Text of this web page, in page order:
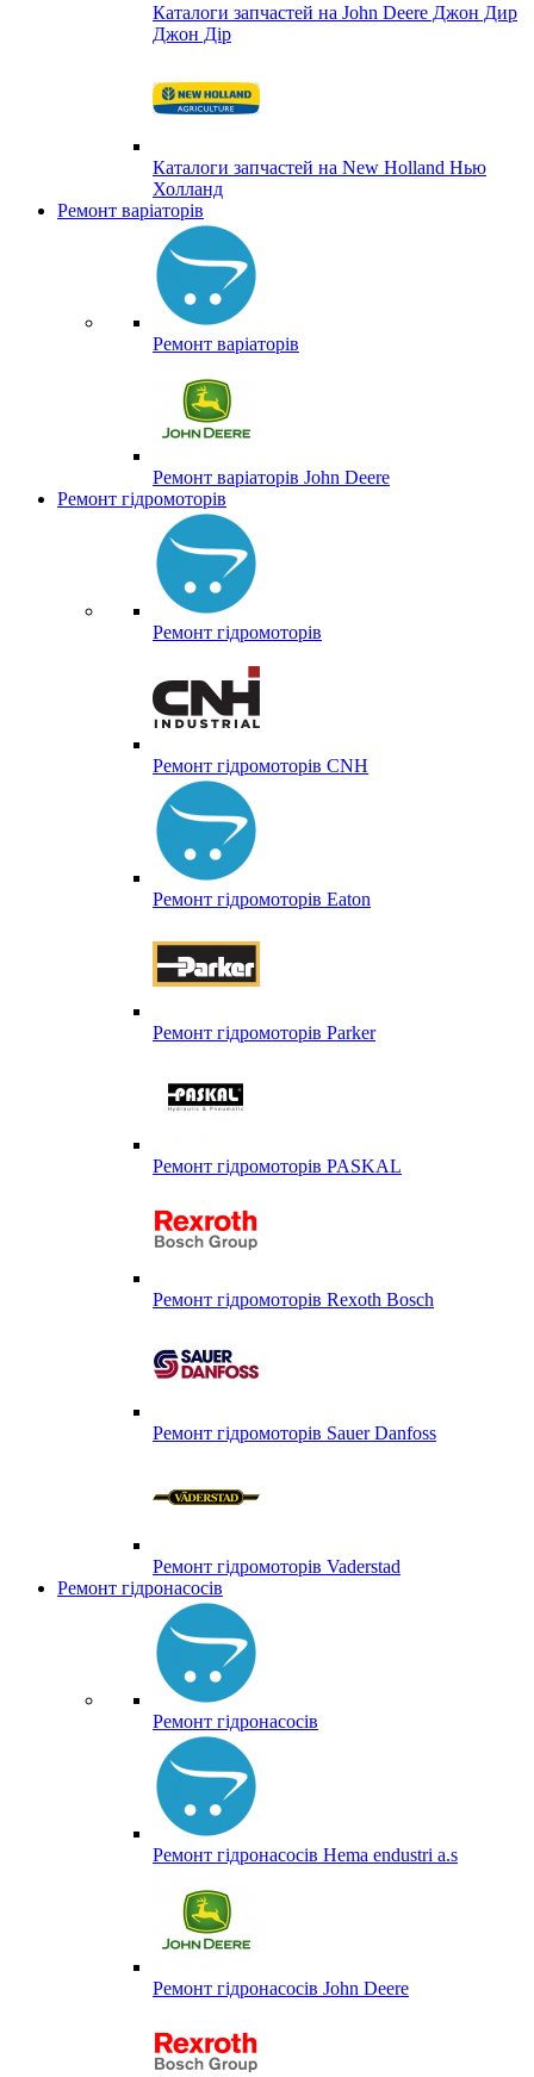
Каталоги запчастей на John Deere Джон Дир
Джон Дір
Каталоги запчастей на New Holland Нью
Холланд
Ремонт варіаторів
Ремонт варіаторів
Ремонт варіаторів John Deere
Ремонт гідромоторів
Ремонт гідромоторів
Ремонт гідромоторів CNH
Ремонт гідромоторів Eaton
Ремонт гідромоторів Parker
Ремонт гідромоторів PASKAL
Ремонт гідромоторів Rexoth Bosch
Ремонт гідромоторів Sauer Danfoss
Ремонт гідромоторів Vaderstad
Ремонт гідронасосів
Ремонт гідронасосів
Ремонт гідронасосів Hema endustri a.s
Ремонт гідронасосів John Deere